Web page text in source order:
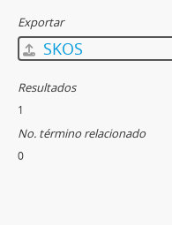
Exportar
SKOS
Resultados
1
No. término relacionado
0